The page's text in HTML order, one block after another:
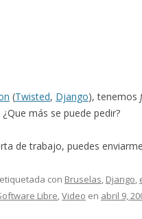
(Twisted, Django), tenemos
más se puede pedir?
de trabajo, puedes
con Bruselas, Django,
Libre,Video en abril 9,